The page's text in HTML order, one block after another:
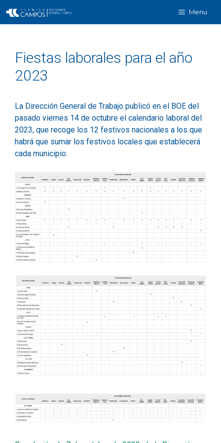
Menu
Fiestas laborales para el año
2023
La Dirección General de Trabajo publicó en el BOE del
pasado viernes 14 de octubre el calendario laboral del
2023, que recoge los 12 festivos nacionales a los que
habrá que sumar los festivos locales que establecerá
cada municipio.